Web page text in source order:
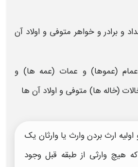
و برادر و خواهر متوفی و اولاد آن
(عموها) و عمات (عمه ها) و
(خاله ها) متوفی و اولاد آن ها
ارث بردنوارث یا وارثان یک
هیچ وارثی از طبقه قبل وجود